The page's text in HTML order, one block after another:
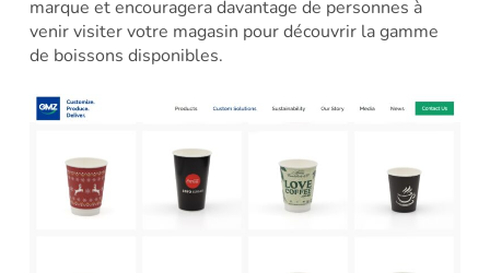
marque et encouragera davantage de personnes à
venir visiter votre magasin pour découvrir la gamme
de boissons disponibles.